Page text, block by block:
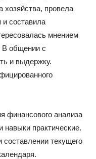
хозяйства, провела
и составила
мнением
В общении с
и выдержку.
финансового анализа
навыки практические.
текущего